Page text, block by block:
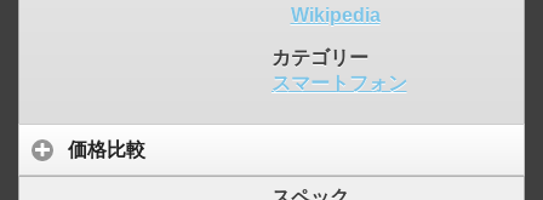
Wikipedia
カテゴリー
スマートフォン
価格比較